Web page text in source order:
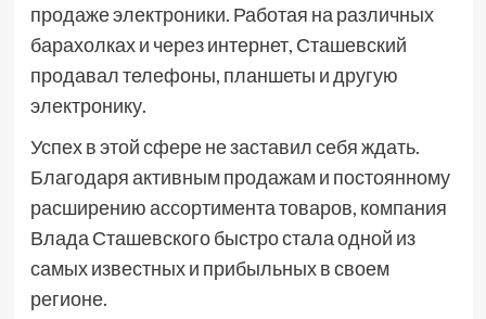
продаже электроники. Работая на различных
барахолках и через интернет, Сташевский
продавал телефоны, планшеты и другую
электронику.
Успех в этой сфере не заставил себя ждать.
Благодаря активным продажам и постоянному
расширению ассортимента товаров, компания
Влада Сташевского быстро стала одной из
самых известных и прибыльных в своем
регионе.